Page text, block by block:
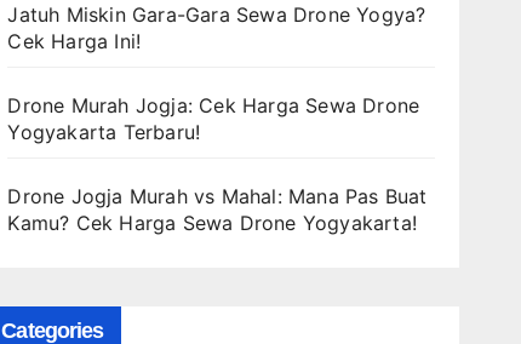
Jatuh Miskin Gara-Gara Sewa Drone Yogya?
Cek Harga Ini!
Drone Murah Jogja: Cek Harga Sewa Drone
Yogyakarta Terbaru!
Drone Jogja Murah vs Mahal: Mana Pas Buat
Kamu? Cek Harga Sewa Drone Yogyakarta!
Categories